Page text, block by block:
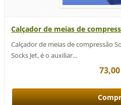
Calçador de meias de
Calçador de meias de compressão
Socks Jet, é o auxiliar...